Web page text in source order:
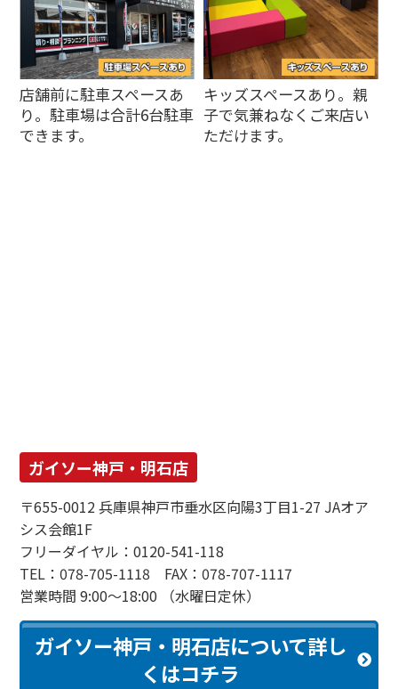
店舗前に駐車スペースあ
り。駐車場は合計6台駐車
できます。
キッズスペースあり。親
子で気兼ねなくご来店い
ただけます。
ガイソー神戸・明石店
〒655-0012 兵庫県神戸市垂水区向陽3丁目1-27 JAオア
シス会館1F
フリーダイヤル：0120-541-118
TEL：078-705-1118 FAX：078-707-1117
営業時間 9:00～18:00 （水曜日定休）
ガイソー神戸・明石店について詳し
くはコチラ